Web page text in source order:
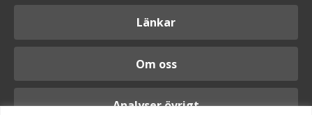
Länkar
Om oss
Analyser övrigt